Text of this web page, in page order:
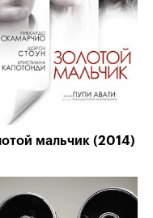
мальчик (2014)